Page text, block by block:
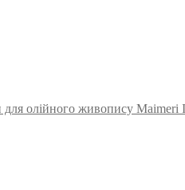
олійного живопису Maimeri